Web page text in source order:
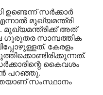
സർക്കാർ
മുഖ്യമന്ത്രി
മുഖ്യമന്ത്രിക്ക് അത്
ഗുരുതര സാമ്പത്തിക
കേരളം
കൈവശം
പറഞ്ഞു.
സംസ്ഥാനം